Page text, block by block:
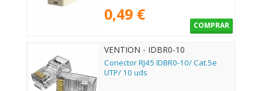
0,49 €
COMPRAR
VENTION - IDBR0-10
Conector RJ45 IDBR0-10/ Cat.5e
UTP/ 10 uds